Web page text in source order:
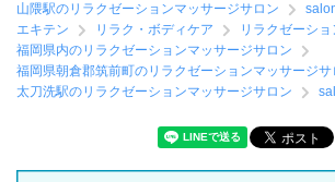
山隈駅のリラクゼーションマッサージサロン
エキテン
リラク・ボディケア
リラクゼーシ
福岡県内のリラクゼーションマッサージサロン
福岡県朝倉郡筑前町のリラクゼーションマッサージサ
太刀洗駅のリラクゼーションマッサージサロン